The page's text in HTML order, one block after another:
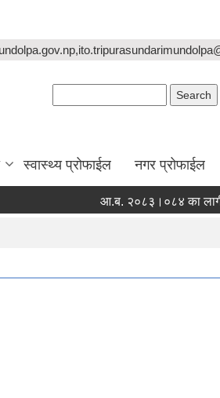
स्वास्थ्य प्रोफाईल नगर प्रोफाईल
आ.ब. २०८३।०८४ का लागी मौजुदा